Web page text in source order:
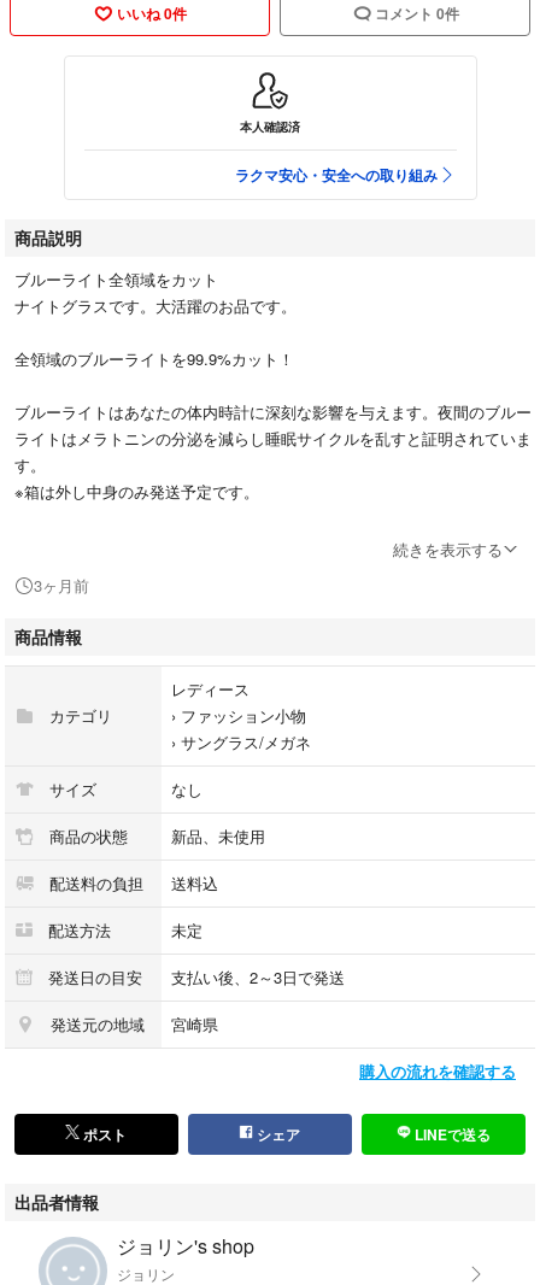
いいね 0件 コメント 0件
本人確認済
ラクマ安心・安全への取り組み
商品説明
ブルーライト全領域をカット
ナイトグラスです。大活躍のお品です。
全領域のブルーライトを99.9%カット！
ブルーライトはあなたの体内時計に深刻な影響を与えます。夜間のブルー
ライトはメラトニンの分泌を減らし睡眠サイクルを乱すと証明されていま
す。
※箱は外し中身のみ発送予定です。
２、つい暗い部屋でスマホをいじってしまう人
３、よく部屋を暗くして映画を見る人
spectra479はブルーライト全領域平均99.9%カットすることが可能です。
♢ブルーライト(380 - 490nm)：100%カット ♢ブルーライト(380 - 500n
m)：99.9%カット ♢ブルーライト危険ゾーン(450nm - 510nm)：99.8%カ
ット
ブルーライトカット50%！や90％カット！などと謳っているブルーライト
カットメガネはよくありますが、実際にブルーライトのどの領域をカット
しているか書かれておりません。目に有害とされている450nm - 510nmの
領域のブルーライトをどれぐらいカットしているかが重要です。
メガネを常用されている方で度付きPCメガネが欲しい！と思われている
できる為、度付きPCメガネを探す必要はなくなります！また度付きPCメ
ガネよりもリーズナブルにご利用いただけます。
スマホやPC、テレビを見るときは付けてそれ以外の時は外せばOK ! クリ
ップオンタイプは便利です！
続きを表示する
3ヶ月前
商品情報
カテゴリ
レディース
› ファッション小物
› サングラス/メガネ
サイズ なし
商品の状態 新品、未使用
配送料の負担 送料込
配送方法 未定
発送日の目安 支払い後、2～3日で発送
発送元の地域 宮崎県
購入の流れを確認する
ポスト シェア LINEで送る
出品者情報
ジョリン's shop
ジョリン